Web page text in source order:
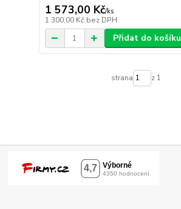
1 573,00 Kč/ks
1 300,00 Kč bez DPH
Přidat do košíku
strana z 1